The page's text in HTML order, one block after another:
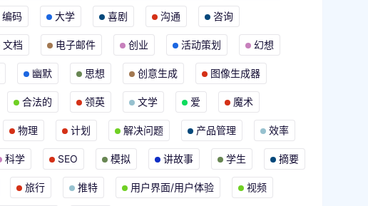
编码 大学 喜剧 沟通 咨询
文档 电子邮件 创业 活动策划 幻想
幽默 思想 创意生成 图像生成器
合法的 领英 文学 爱 魔术
物理 计划 解决问题 产品管理 效率
科学 SEO 模拟 讲故事 学生 摘要
旅行 推特 用户界面/用户体验 视频